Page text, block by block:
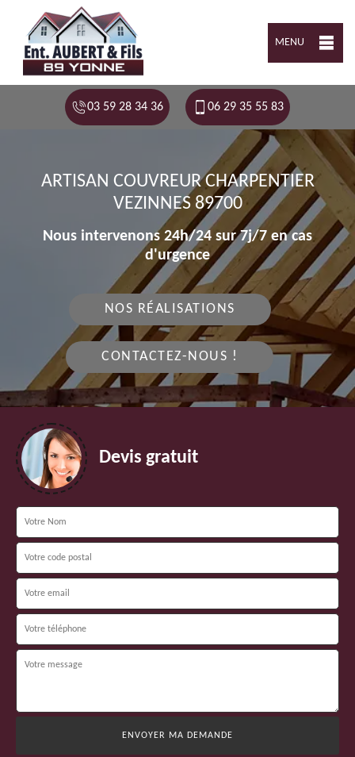
MENU
03 59 28 34 36 06 29 35 55 83
ARTISAN COUVREUR CHARPENTIER
VEZINNES 89700
Nous intervenons 24h/24 sur 7j/7 en cas
d'urgence
NOS RÉALISATIONS
CONTACTEZ-NOUS !
Devis gratuit